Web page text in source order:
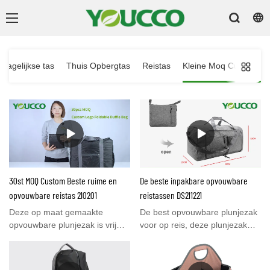
Dagelijkse tas Thuis Opbergtas Reistas Kleine Moq Custom
30st MOQ Custom Beste ruime en
opvouwbare reistas 210201
Deze op maat gemaakte
opvouwbare plunjezak is vrij
uw gedrukte logo wanneer u 30
stuks in gemengde kleuren
De beste inpakbare opvouwbare
reistassen DS211221
De best opvouwbare plunjezak
voor op reis, deze plunjezak
hoofdcompartiment en
meerdere vakken. Houd je